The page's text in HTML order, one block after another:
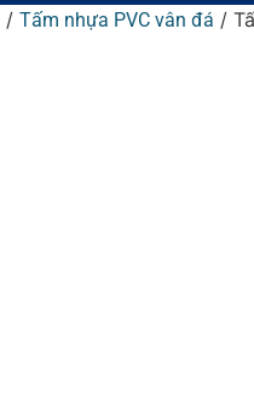
/ Tấm nhựa PVC vân đá /